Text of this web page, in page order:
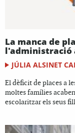
La manca de
l'administració
JÚLIA ALSINET
El dèficit de places a
moltes famílies
escolaritzar els seus